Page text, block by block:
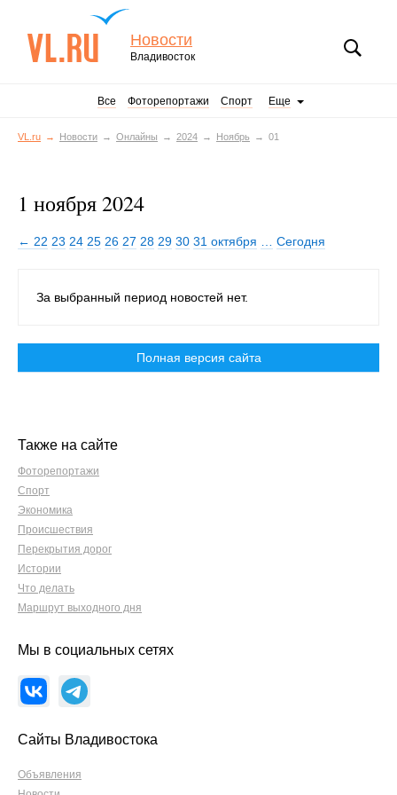
Новости
Владивосток
Все Фоторепортажи Спорт Еще
VL.ru Новости Онлайны 2024 Ноябрь 01
1 ноября 2024
← 22 23 24 25 26 27 28 29 30 31 октября Сегодня
За выбранный период новостей нет.
Полная версия сайта
Также на сайте
Фоторепортажи
Спорт
Экономика
Происшествия
Перекрытия дорог
Истории
Что делать
Маршрут выходного дня
Мы в социальных сетях
Сайты Владивостока
Объявления